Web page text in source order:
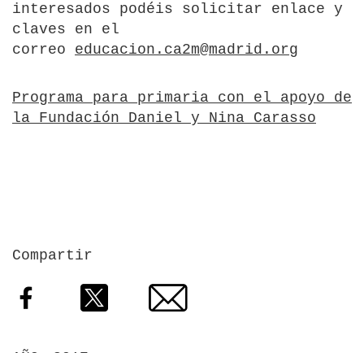
interesados podéis solicitar enlace y
claves en el
correo educacion.ca2m@madrid.org
Programa para primaria con el apoyo de
la Fundación Daniel y Nina Carasso
Compartir
Facebook Twitter Email